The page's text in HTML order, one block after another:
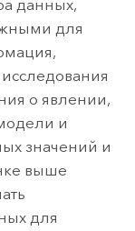
данных,
для
о явлении,
и
значений и
выше
для